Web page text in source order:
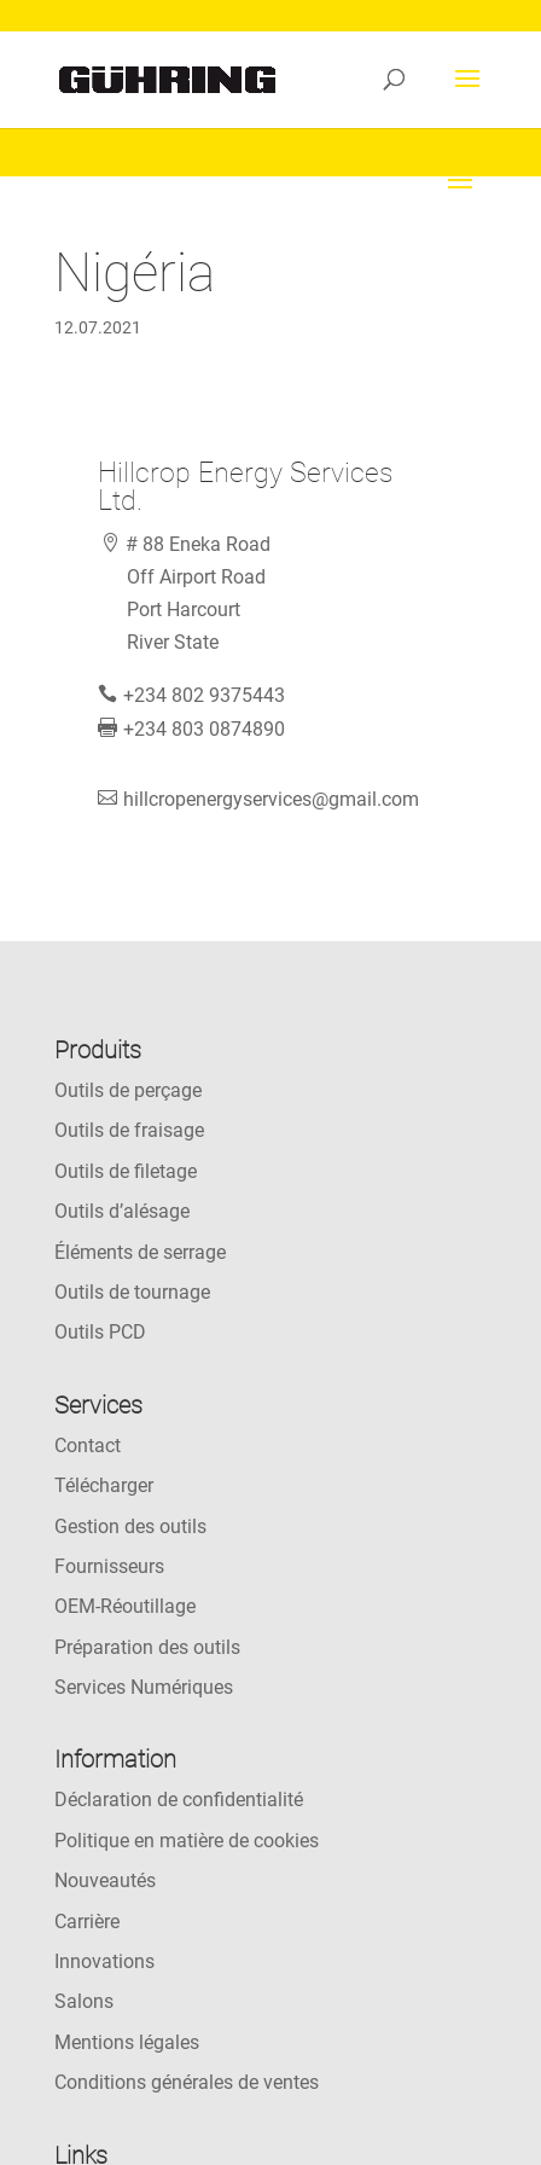
Nigéria
12.07.2021
Hillcrop Energy Services
Ltd.
# 88 Eneka Road
Off Airport Road
Port Harcourt
River State
+234 802 9375443
+234 803 0874890
hillcropenergyservices@gmail.com
Produits
Outils de perçage
Outils de fraisage
Outils de filetage
Outils d’alésage
Éléments de serrage
Outils de tournage
Outils PCD
Services
Contact
Télécharger
Gestion des outils
Fournisseurs
OEM-Réoutillage
Préparation des outils
Services Numériques
Information
Déclaration de confidentialité
Politique en matière de cookies
Nouveautés
Carrière
Innovations
Salons
Mentions légales
Conditions générales de ventes
Links